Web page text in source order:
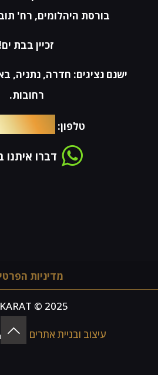
בורסת היהלומים, רח' תובל 21, רמת
זכיין בבת ים!
ישנם נציגים: חדרה, נתניה,
רחובות.
טלפון:
דברו איתנו
מדיניות
© 2025
עיצוב ובניית אתרים -